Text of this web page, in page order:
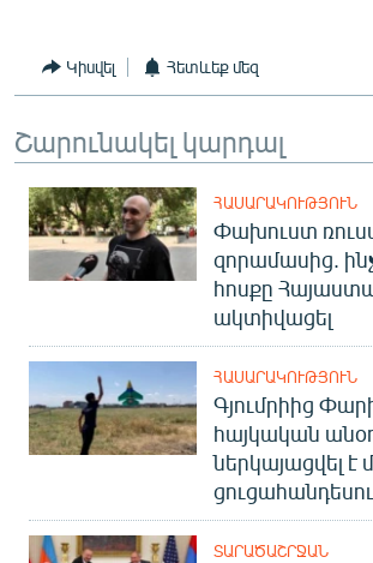
Կիսվել Հետևեք մեզ
Շարունակել կարդալ
ՀԱՍԱՐԱԿՈՒԹՅՈՒՆ
Փախուստ
զորամասից.
հոսքը
ակտիվացել
ՀԱՍԱՐԱԿՈՒԹՅՈՒՆ
Գյումրիից
հայկական
ներկայացվել է
ՏԱՐԱԾԱՇՐՋԱՆ